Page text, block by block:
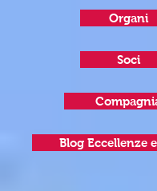
Organi
Soci
Blog Eccellenze